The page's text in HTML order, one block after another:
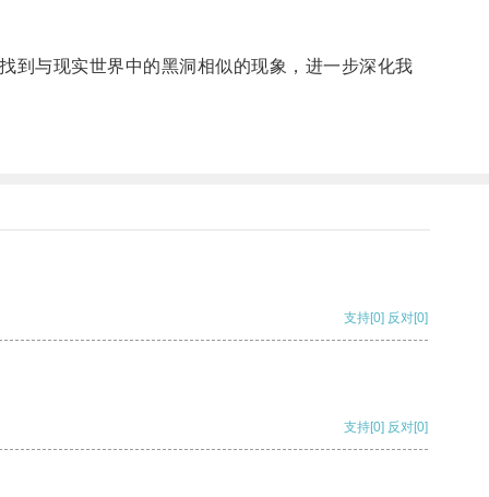
与现实世界中的黑洞相似的现象，进一步深化我
支持[0] 反对[0]
支持[0] 反对[0]